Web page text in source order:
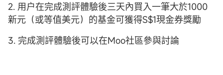
2. 用户在完成測評體驗後三天內買入一筆大於1000
新元（或等值美元）的基金可獲得S$1現金券獎勵
3. 完成測評體驗後可以在Moo社區參與討論